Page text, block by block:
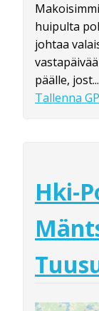
huipulta
johtaa
päälle, jost...
Tallenna
Hki-